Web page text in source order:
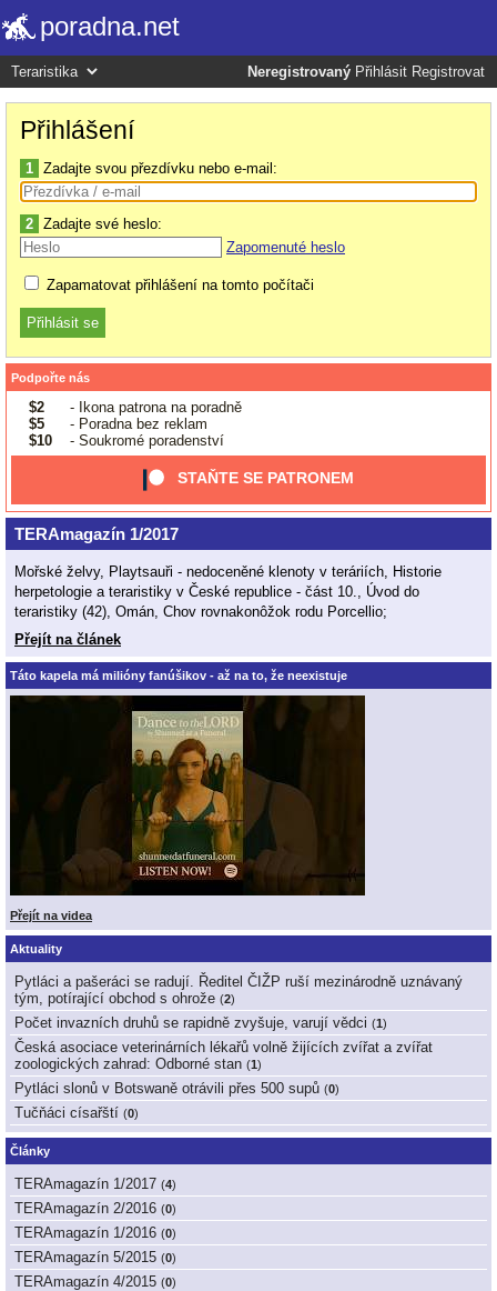
poradna.net
Neregistrovaný Přihlásit Registrovat
Přihlášení
1 Zadajte svou přezdívku nebo e-mail:
2 Zadajte své heslo:
Zapomenuté heslo
Zapamatovat přihlášení na tomto počítači
Podpořte nás
$2
- Ikona patrona na poradně
$5
- Poradna bez reklam
$10
- Soukromé poradenství
STAŇTE SE PATRONEM
TERAmagazín 1/2017
Mořské želvy, Playtsauři - nedoceněné klenoty v teráriích, Historie
herpetologie a teraristiky v České republice - část 10., Úvod do
teraristiky (42), Omán, Chov rovnakonôžok rodu Porcellio;
Přejít na článek
Táto kapela má milióny fanúšikov - až na to, že neexistuje
Přejít na videa
Aktuality
Pytláci a pašeráci se radují. Ředitel ČIŽP ruší mezinárodně uznávaný
tým, potírající obchod s ohrože (2)
Počet invazních druhů se rapidně zvyšuje, varují vědci (1)
Česká asociace veterinárních lékařů volně žijících zvířat a zvířat
zoologických zahrad: Odborné stan (1)
Pytláci slonů v Botswaně otrávili přes 500 supů (0)
Tučňáci císařští (0)
Články
TERAmagazín 1/2017 (4)
TERAmagazín 2/2016 (0)
TERAmagazín 1/2016 (0)
TERAmagazín 5/2015 (0)
TERAmagazín 4/2015 (0)